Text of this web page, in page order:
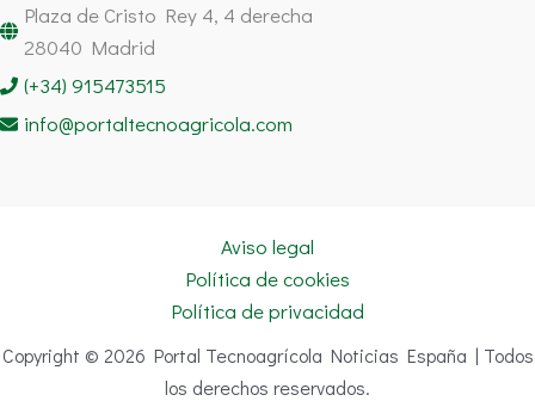
Plaza de Cristo Rey 4, 4 derecha
28040 Madrid
(+34) 915473515
info@portaltecnoagricola.com
Aviso legal
Política de cookies
Política de privacidad
Copyright © 2026 Portal Tecnoagrícola Noticias España | Todos
los derechos reservados.